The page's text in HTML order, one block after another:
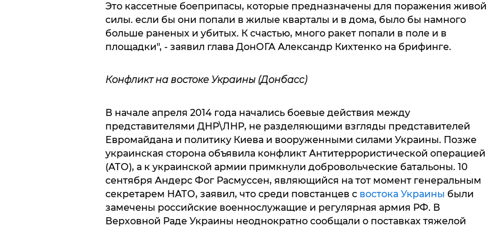
Это кассетные боеприпасы, которые предназначены для поражения живой
силы. если бы они попали в жилые кварталы и в дома, было бы намного
больше раненых и убитых. К счастью, много ракет попали в поле и в
площадки", - заявил глава ДонОГА Александр Кихтенко на брифинге.
Конфликт на востоке Украины (Донбасс)
В начале апреля 2014 года начались боевые действия между
представителями ДНР\ЛНР, не разделяющими взгляды представителей
Евромайдана и политику Киева и вооруженными силами Украины. Позже
украинская сторона объявила конфликт Антитеррористической операцией
(АТО), а к украинской армии примкнули добровольческие батальоны. 10
сентября Андерс Фог Расмуссен, являющийся на тот момент генеральным
секретарем НАТО, заявил, что среди повстанцев с востока Украины были
замечены российские военнослужащие и регулярная армия РФ. В
Верховной Раде Украины неоднократно сообщали о поставках тяжелой